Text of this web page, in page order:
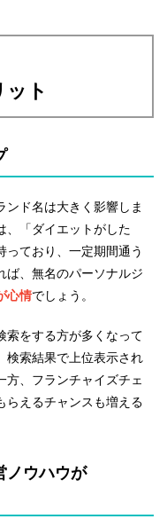
ト
ド名は大きく影響しま
、「ダイエットがした
ており、一定期間通う
ば、無名のパーソナルジ
心情でしょう。
索をする方が多くなって
検索結果で上位表示され
、フランチャイズチェ
らえるチャンスも増える
ノウハウが